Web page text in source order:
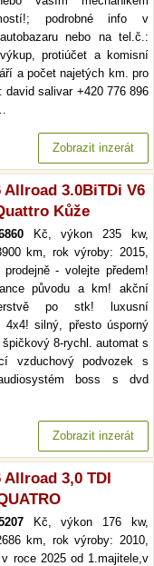
podrobné info v
nebo na tel.č.:
protiúčet a komisní
a počet najetých km. pro
salivar +420 776 896
Zobrazit inzerát
Allroad 3.0BiTDi V6
Kůže
Kč, výkon 235 kw,
km, rok výroby: 2015,
- volejte předem!
původu a km! akční
po stk! luxusní
4x4! silný, přesto úsporný
8-rychl. automat s
vzduchový podvozek s
boss s dvd
Zobrazit inzerát
Allroad 3,0 TDI
Kč, výkon 176 kw,
km, rok výroby: 2010,
roce 2025 od 1.majitele,v